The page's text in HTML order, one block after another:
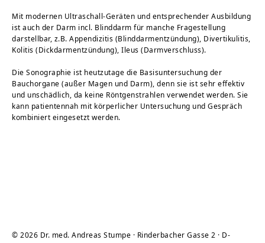
Mit modernen Ultraschall-Geräten und entsprechender Ausbildung
ist auch der Darm incl. Blinddarm für manche Fragestellung
darstellbar, z.B. Appendizitis (Blinddarmentzündung), Divertikulitis,
Kolitis (Dickdarmentzündung), Ileus (Darmverschluss).
Die Sonographie ist heutzutage die Basisuntersuchung der
Bauchorgane (außer Magen und Darm), denn sie ist sehr effektiv
und unschädlich, da keine Röntgenstrahlen verwendet werden. Sie
kann patientennah mit körperlicher Untersuchung und Gespräch
kombiniert eingesetzt werden.
© 2026 Dr. med. Andreas Stumpe · Rinderbacher Gasse 2 · D-